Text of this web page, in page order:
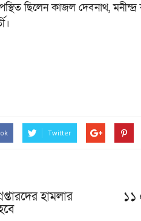
ছিলেন কাজল দেবনাথ,
Twitter
হামলার
১১